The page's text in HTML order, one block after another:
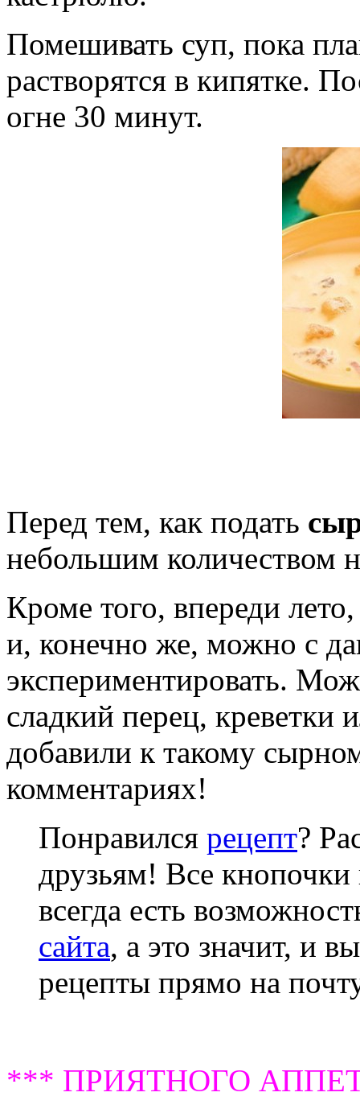
Помешивать суп, пока
растворятся в кипятке.
огне 30 минут.
Перед тем, как подать
небольшим количеством
Кроме того, впереди
и, конечно же, можно с
экспериментировать.
сладкий перец,
добавили к такому
комментариях!
Понравился рецепт?
друзьям! Все кнопочки
всегда есть
сайта, а это значит, и
рецепты прямо на
*** ПРИЯТНОГО